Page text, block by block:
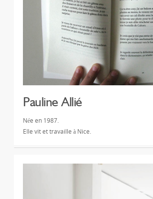
Pauline Allié
Née en 1987.
Elle vit et travaille à Nice.